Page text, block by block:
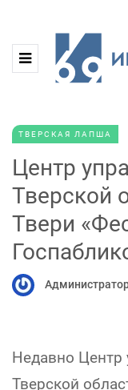
ТВЕРСКАЯ ЛАПША
Центр
Тверской
Твери
Недавно Центр
Тверской